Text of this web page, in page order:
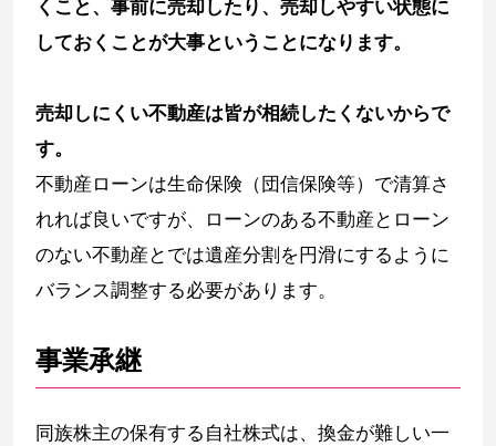
くこと、事前に売却したり、売却しやすい状態に
しておくことが大事ということになります。
売却しにくい不動産は皆が相続したくないからで
す。
不動産ローンは生命保険（団信保険等）で清算さ
れれば良いですが、ローンのある不動産とローン
のない不動産とでは遺産分割を円滑にするように
バランス調整する必要があります。
事業承継
同族株主の保有する自社株式は、換金が難しい一